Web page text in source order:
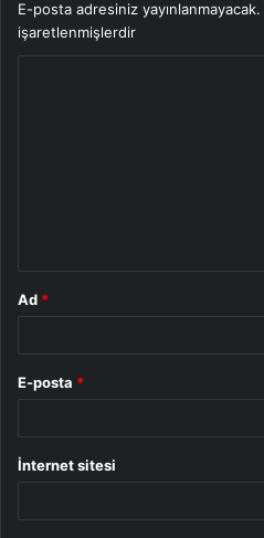
E-posta adresiniz yayınlanmayacak.
işaretlenmişlerdir
Ad *
E-posta *
İnternet sitesi